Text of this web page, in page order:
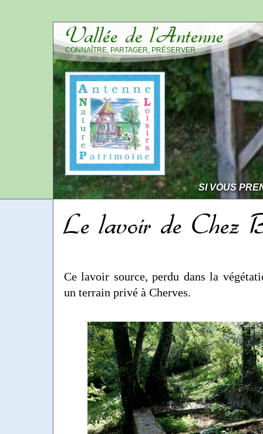
Vallée de l’Antenne
CONNAÎTRE, PARTAGER, PRÉSERVER
SI VOUS
Le lavoir de Chez
Ce lavoir source, perdu dans la
un terrain privé à Cherves.